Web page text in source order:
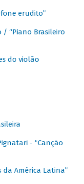
erudito”
“Piano Brasileiro
do violão
- “Canção
da América Latina”